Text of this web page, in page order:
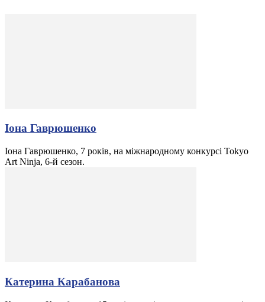
Іона Гаврюшенко
Іона Гаврюшенко, 7 років, на міжнародному конкурсі Tokyo
Art Ninja, 6-й сезон.
Катерина Карабанова